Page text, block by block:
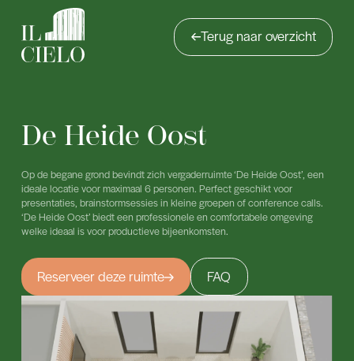
Terug naar overzicht
De Heide Oost
Op de begane grond bevindt zich vergaderruimte ‘De Heide Oost’, een
ideale locatie voor maximaal 6 personen. Perfect geschikt voor
presentaties, brainstormsessies in kleine groepen of conference calls.
‘De Heide Oost’ biedt een professionele en comfortabele omgeving
welke ideaal is voor productieve bijeenkomsten.
Reserveer deze ruimte FAQ